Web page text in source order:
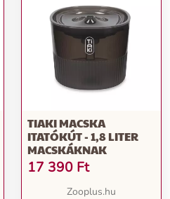
TIAKI MACSKA
ITATÓKÚT - 1,8 LITER
MACSKÁKNAK
17 390 Ft
Zooplus.hu